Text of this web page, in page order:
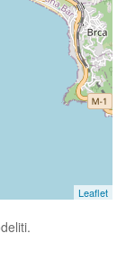
Leaflet